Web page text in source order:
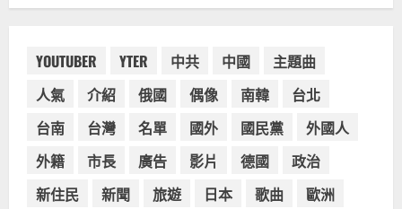
方影片！日出茶太CHATIME澳洲限定
2023-08-03
4
波蘭人愛喝珍奶！珍珠奶茶店在波蘭
受歡迎，波霸奶茶門市顧客大排長
龍，網紅宣傳華沙珍奶店人潮多
2023-07-15
分
YOUTUBER YTER 中共 中國
主題曲
人氣
介紹 俄國 偶像 南韓
台北
台南
台灣 名單 國外 國民黨
外國人
外籍
市長 廣告 影片 德國
政治
新住民
新聞 旅遊 日本 歌曲
歐洲